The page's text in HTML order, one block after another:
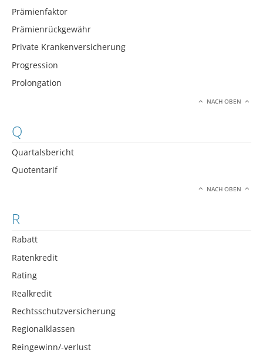
Prämienfaktor
Prämienrückgewähr
Private Krankenversicherung
Progression
Prolongation
NACH OBEN
Q
Quartalsbericht
Quotentarif
NACH OBEN
R
Rabatt
Ratenkredit
Rating
Realkredit
Rechtsschutzversicherung
Regionalklassen
Reingewinn/-verlust